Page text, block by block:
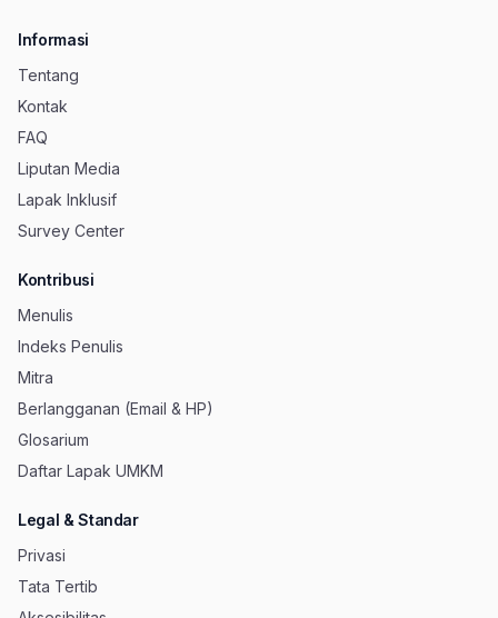
Informasi
Tentang
Kontak
FAQ
Liputan Media
Lapak Inklusif
Survey Center
Kontribusi
Menulis
Indeks Penulis
Mitra
Berlangganan (Email & HP)
Glosarium
Daftar Lapak UMKM
Legal & Standar
Privasi
Tata Tertib